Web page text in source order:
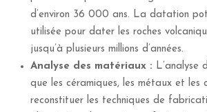
d’environ 36 000 ans. La datation
utilisée pour dater les roches
jusqu’à plusieurs millions d’années.
Analyse des matériaux : L’analyse
que les céramiques, les métaux et les
reconstituer les techniques de